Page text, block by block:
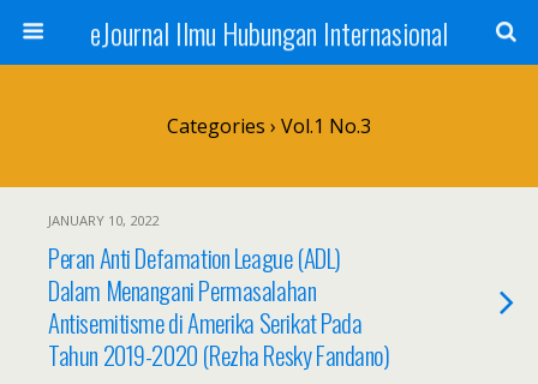
eJournal Ilmu Hubungan Internasional
Categories › Vol.1 No.3
JANUARY 10, 2022
Peran Anti Defamation League (ADL)
Dalam Menangani Permasalahan
Antisemitisme di Amerika Serikat Pada
Tahun 2019-2020 (Rezha Resky Fandano)